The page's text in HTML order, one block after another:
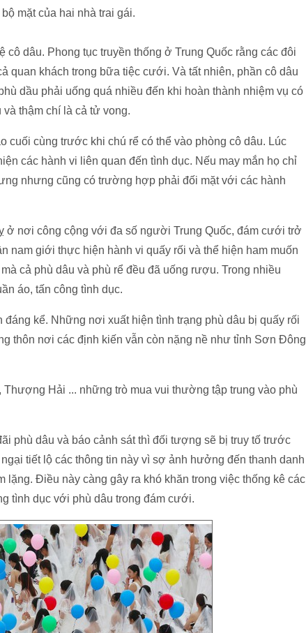
mặt của hai nhà trai gái.
dâu. Phong tục truyền thống ở Trung Quốc rằng các đôi
quan khách trong bữa tiệc cưới. Và tất nhiên, phần cô dâu
dầu phải uống quá nhiều đến khi hoàn thành nhiệm vụ có
thậm chí là cả tử vong.
cuối cùng trước khi chú rể có thể vào phòng cô dâu. Lúc
các hành vi liên quan đến tình dục. Nếu may mắn họ chỉ
nhưng cũng có trường hợp phải đối mặt với các hành
ở nơi công cộng với đa số người Trung Quốc, đám cưới trở
nam giới thực hiện hành vi quấy rối và thể hiện ham muốn
cả phù dâu và phù rể đều đã uống rượu. Trong nhiều
áo, tấn công tình dục.
kể. Những nơi xuất hiện tình trạng phù dâu bị quấy rối
thôn nơi các định kiến vẫn còn nặng nề như tỉnh Sơn Đông
Hải ... những trò mua vui thường tập trung vào phù
phù dâu và báo cảnh sát thì đối tượng sẽ bị truy tố trước
tiết lộ các thông tin này vì sợ ảnh hưởng đến thanh danh
lặng. Điều này càng gây ra khó khăn trong việc thống kê các
tình dục với phù dâu trong đám cưới.